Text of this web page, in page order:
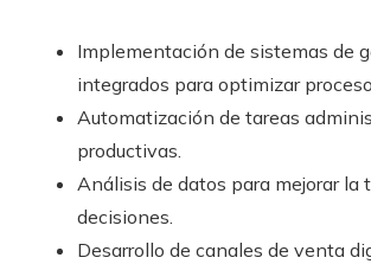
Implementación de sistemas de
integrados para optimizar
Automatización de tareas
productivas.
Análisis de datos para mejorar la
decisiones.
Desarrollo de canales de venta